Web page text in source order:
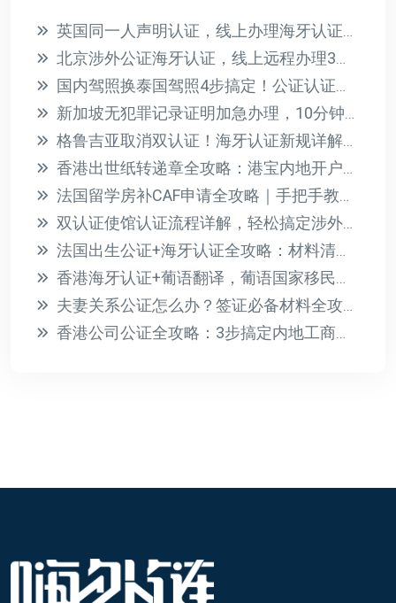
英国同一人声明认证，线上办理海牙认证快速搞定
北京涉外公证海牙认证，线上远程办理3天到手
国内驾照换泰国驾照4步搞定！公证认证全攻略
新加坡无犯罪记录证明加急办理，10分钟在线搞定！
格鲁吉亚取消双认证！海牙认证新规详解与办理指南
香港出世纸转递章全攻略：港宝内地开户、读书必备认证指南
法国留学房补CAF申请全攻略｜手把手教你拿每月300€补助
双认证使馆认证流程详解，轻松搞定涉外文件公证
法国出生公证+海牙认证全攻略：材料清单与办理流程详解
香港海牙认证+葡语翻译，葡语国家移民签证文件一站式办理
夫妻关系公证怎么办？签证必备材料全攻略，少走弯路
香港公司公证全攻略：3步搞定内地工商登记与投资